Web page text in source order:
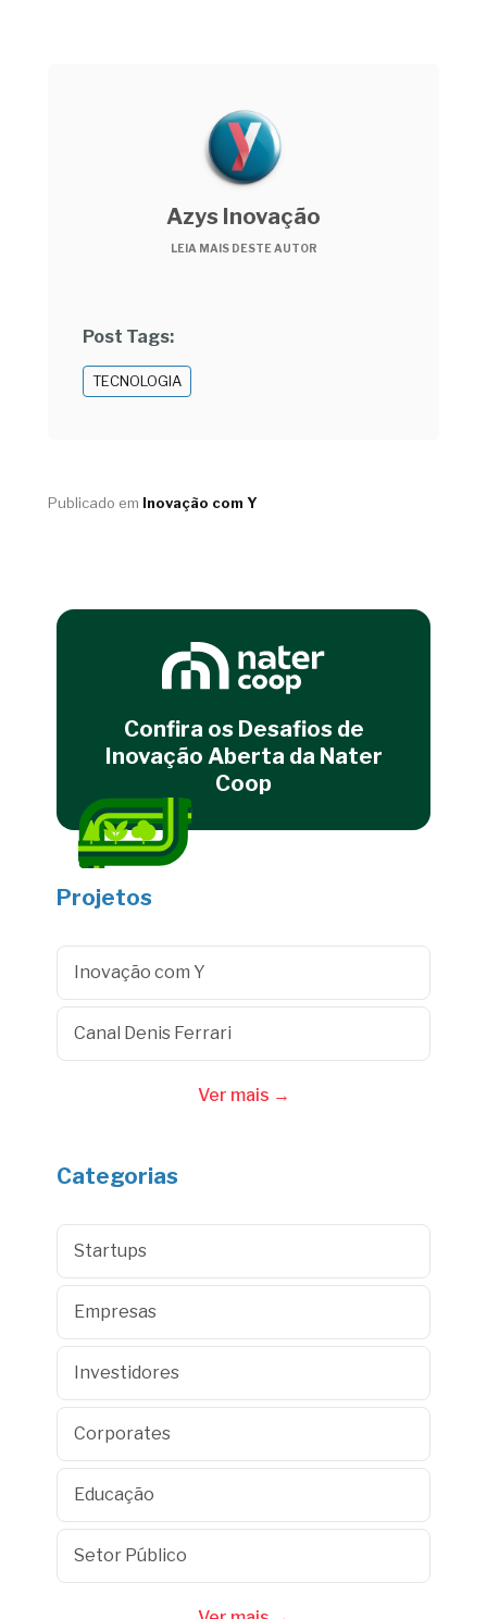
Azys Inovação
LEIA MAIS DESTE AUTOR
Post Tags:
TECNOLOGIA
Publicado em Inovação com Y
Confira os Desafios de
Inovação Aberta da Nater
Coop
Projetos
Inovação com Y
Canal Denis Ferrari
Ver mais →
Categorias
Startups
Empresas
Investidores
Corporates
Educação
Setor Público